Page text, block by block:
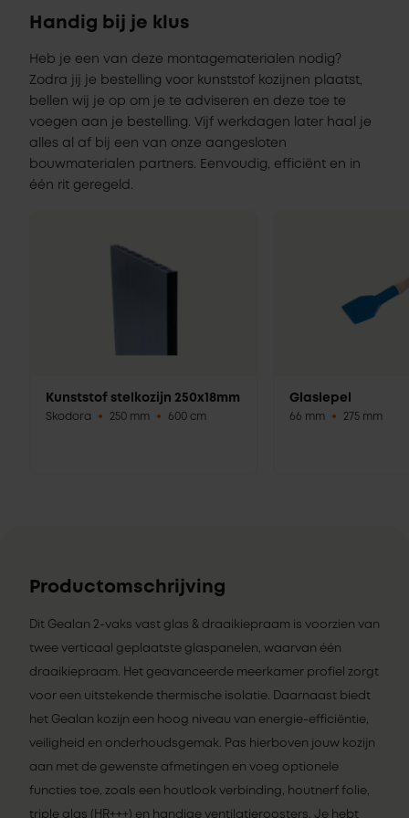
Handig bij je klus
Heb je een van deze montagematerialen nodig?
Zodra jij je bestelling voor kunststof kozijnen plaatst,
bellen wij je op om je te adviseren en deze toe te
voegen aan je bestelling. Vijf werkdagen later haal je
alles al af bij een van onze aangesloten
bouwmaterialen partners. Eenvoudig, efficiënt en in
één rit geregeld.
Kunststof stelkozijn 250x18mm
Skodora 250 mm 600 cm
Glaslepel
66 mm 275 mm
Productomschrijving
Dit Gealan 2-vaks vast glas & draaikiepraam is voorzien van
twee verticaal geplaatste glaspanelen, waarvan één
draaikiepraam. Het geavanceerde meerkamer profiel zorgt
voor een uitstekende thermische isolatie. Daarnaast biedt
het Gealan kozijn een hoog niveau van energie-efficiëntie,
veiligheid en onderhoudsgemak. Pas hierboven jouw kozijn
aan met de gewenste afmetingen en voeg optionele
functies toe, zoals een houtlook verbinding, houtnerf folie,
triple glas (HR+++) en handige ventilatieroosters. Je hebt